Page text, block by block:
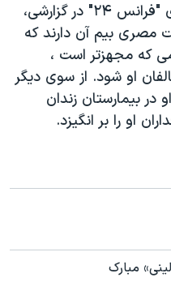
‎تلویزیون انگلیسی زبان فرانسوی "فرانس ۲۴" در گزارشی،
مصری بیم آن دارند که
که مجهزتر است ،
او شود. از سوی دیگر
در بیمارستان زندان
او را بر انگیزد.
مبارک